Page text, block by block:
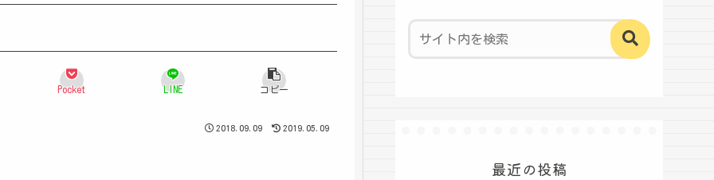
Pocket LINE コピー
2018.09.09 2019.05.09
最近の投稿